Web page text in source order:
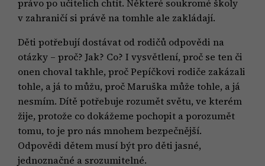
právo po učitelích chtít. Některé soukromé školy
v zahraničí si právě na tomhle ale zakládají.
Děti potřebují dostávat od rodičů odpovědi na
otázky – proč? Jak? Co? I vysvětlení, proč se ten či
onen choval takhle, proč Pepíčkovi rodiče zakázali
tohle, a já to můžu, proč Maruška může tohle, a já
nesmím. Dítě potřebuje rozumět světu, ve kterém
žije, protože co dokážeme pochopit a porozumět
tomu, to je pro nás mnohem bezpečnější.
Odpovědi dětem musí být pro děti jasné,
jednoznačné a srozumitelné.